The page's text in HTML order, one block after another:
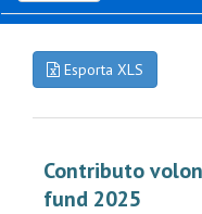
Esporta XLS
Contributo
fund 2025